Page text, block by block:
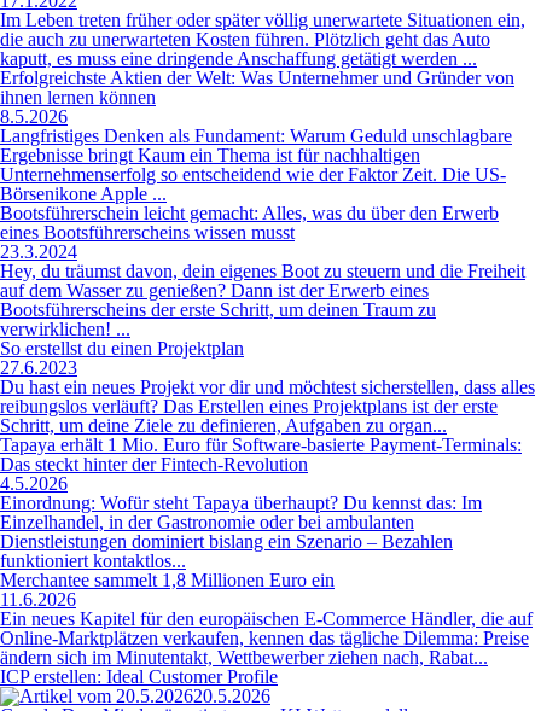
Im Leben treten früher oder später völlig unerwartete Situationen ein,
die auch zu unerwarteten Kosten führen. Plötzlich geht das Auto
kaputt, es muss eine dringende Anschaffung getätigt werden ...
Erfolgreichste Aktien der Welt: Was Unternehmer und Gründer von
ihnen lernen können
8.5.2026
Langfristiges Denken als Fundament: Warum Geduld unschlagbare
Ergebnisse bringt Kaum ein Thema ist für nachhaltigen
Unternehmenserfolg so entscheidend wie der Faktor Zeit. Die US-
Börsenikone Apple ...
Bootsführerschein leicht gemacht: Alles, was du über den Erwerb
eines Bootsführerscheins wissen musst
23.3.2024
Hey, du träumst davon, dein eigenes Boot zu steuern und die Freiheit
auf dem Wasser zu genießen? Dann ist der Erwerb eines
Bootsführerscheins der erste Schritt, um deinen Traum zu
verwirklichen! ...
So erstellst du einen Projektplan
27.6.2023
Du hast ein neues Projekt vor dir und möchtest sicherstellen, dass alles
reibungslos verläuft? Das Erstellen eines Projektplans ist der erste
Schritt, um deine Ziele zu definieren, Aufgaben zu organ...
Tapaya erhält 1 Mio. Euro für Software-basierte Payment-Terminals:
Das steckt hinter der Fintech-Revolution
4.5.2026
Einordnung: Wofür steht Tapaya überhaupt? Du kennst das: Im
Einzelhandel, in der Gastronomie oder bei ambulanten
Dienstleistungen dominiert bislang ein Szenario – Bezahlen
funktioniert kontaktlos...
Merchantee sammelt 1,8 Millionen Euro ein
11.6.2026
Ein neues Kapitel für den europäischen E-Commerce Händler, die auf
Online-Marktplätzen verkaufen, kennen das tägliche Dilemma: Preise
ändern sich im Minutentakt, Wettbewerber ziehen nach, Rabat...
ICP erstellen: Ideal Customer Profile
20.5.2026